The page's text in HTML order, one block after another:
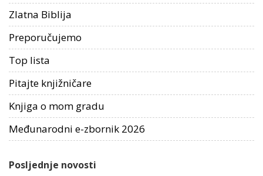
Zlatna Biblija
Preporučujemo
Top lista
Pitajte knjižničare
Knjiga o mom gradu
Međunarodni e-zbornik 2026
Posljednje novosti